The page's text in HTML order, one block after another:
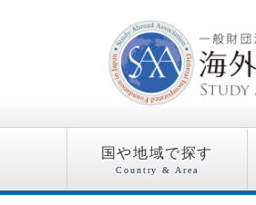
国や地域で探す
Country & Area